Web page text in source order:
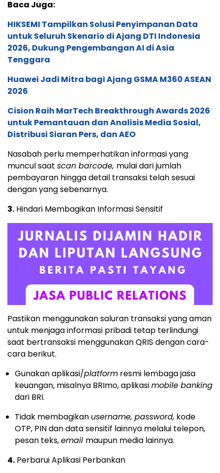
Baca Juga:
HIKSEMI Tampilkan Solusi Penyimpanan Data
untuk Seluruh Skenario di Ajang DTI Indonesia
2026, Dukung Pengembangan AI di Asia
Tenggara
Huawei Jadi Mitra bagi Ajang GSMA M360 ASEAN
2026
Cision Raih MarTech Breakthrough Awards 2026
untuk Pemantauan dan Analisis Media Sosial,
Distribusi Siaran Pers, dan AEO
Nasabah perlu memperhatikan informasi yang
muncul saat scan barcode, mulai dari jumlah
pembayaran hingga detail transaksi telah sesuai
dengan yang sebenarnya.
3. Hindari Membagikan Informasi Sensitif
Pastikan menggunakan saluran transaksi yang aman
untuk menjaga informasi pribadi tetap terlindungi
saat bertransaksi menggunakan QRIS dengan cara-
cara berikut.
Gunakan aplikasi/platform resmi lembaga jasa
keuangan, misalnya BRImo, aplikasimobile banking
dari BRI.
Tidak membagikan username, password, kode
OTP, PIN dan data sensitif lainnya melalui telepon,
pesan teks,email maupun media lainnya.
4. Perbarui Aplikasi Perbankan